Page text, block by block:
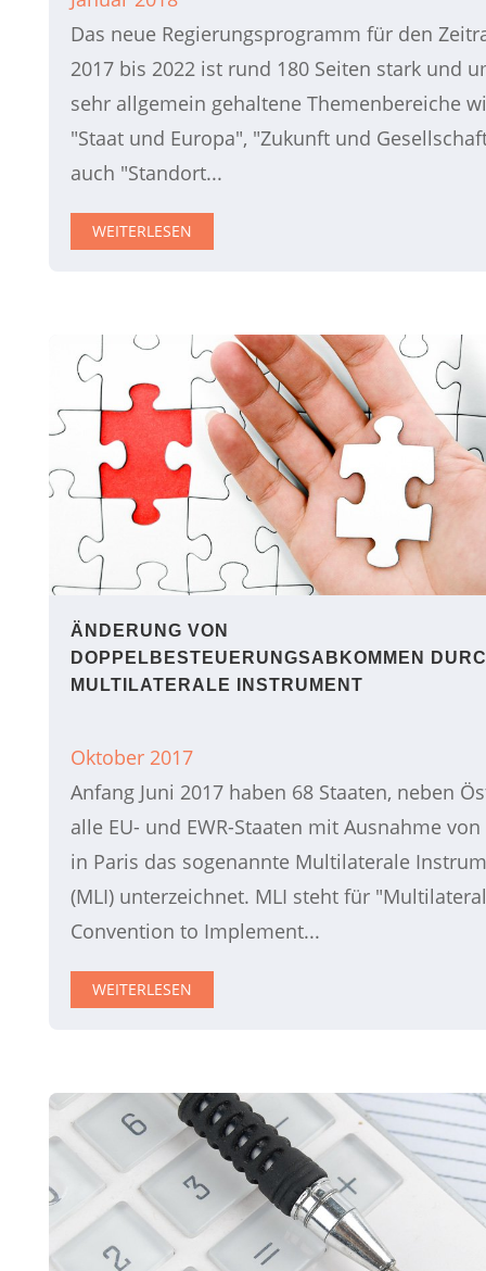
Das neue Regierungsprogramm für den
2017 bis 2022 ist rund 180 Seiten stark und
sehr allgemein gehaltene Themenbereiche
"Staat und Europa", "Zukunft und
auch "Standort...
WEITERLESEN
ÄNDERUNG VON
DOPPELBESTEUERUNGSABKOMMEN
MULTILATERALE INSTRUMENT
Oktober 2017
Anfang Juni 2017 haben 68 Staaten, neben
alle EU- und EWR-Staaten mit Ausnahme von
in Paris das sogenannte Multilaterale
(MLI) unterzeichnet. MLI steht für "Multilateral
Convention to Implement...
WEITERLESEN